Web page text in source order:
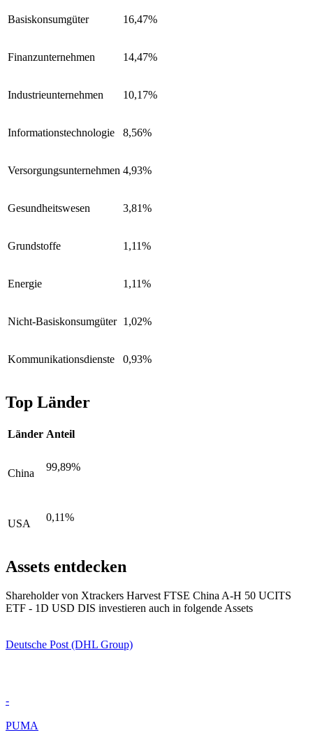
Basiskonsumgüter 16,47%
Finanzunternehmen 14,47%
Industrieunternehmen 10,17%
Informationstechnologie 8,56%
Versorgungsunternehmen 4,93%
Gesundheitswesen 3,81%
Grundstoffe 1,11%
Energie 1,11%
Nicht-Basiskonsumgüter 1,02%
Kommunikationsdienste 0,93%
Top Länder
Länder Anteil
China
99,89%
USA
0,11%
Assets entdecken
Shareholder von Xtrackers Harvest FTSE China A-H 50 UCITS
ETF - 1D USD DIS investieren auch in folgende Assets
Deutsche Post (DHL Group)
-
PUMA